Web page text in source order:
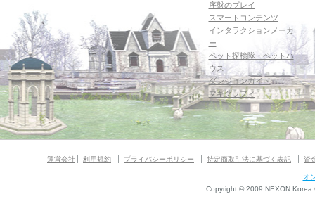
序盤のプレイ
スマートコンテンツ
インタラクションメーカ
ー
ペット探検隊・ペットハ
ウス
ダンジョンガイド
マギグラフィ
運営会社 利用規約 プライバシーポリシー 特定商取引法に基づく表記 資
オ
Copyright © 2009 NEXON Korea